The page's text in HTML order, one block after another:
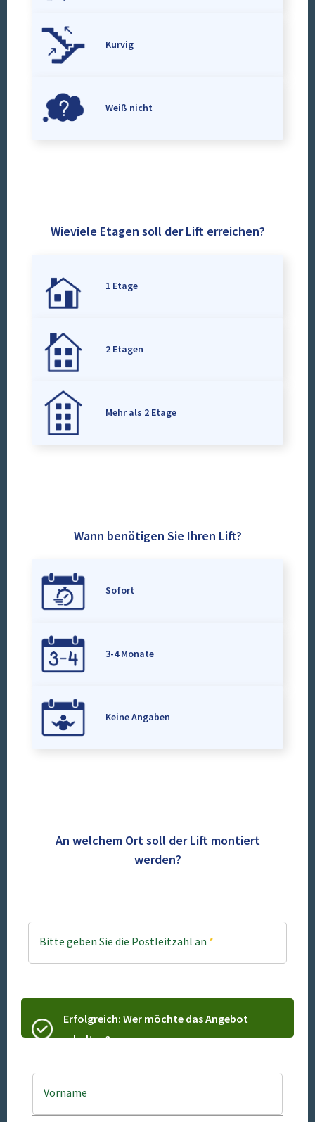
Kurvig
Weiß nicht
Wieviele Etagen soll der Lift erreichen?
1 Etage
2 Etagen
Mehr als 2 Etage
Wann benötigen Sie Ihren Lift?
Sofort
3-4 Monate
Keine Angaben
An welchem Ort soll der Lift montiert
werden?
Bitte geben Sie die Postleitzahl an *
Erfolgreich: Wer möchte das Angebot
erhalten?
Vorname